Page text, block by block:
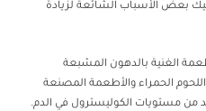
بعض الأسباب الشائعة لزيادة
الغنية بالدهون المشبعة
الحمراء والأطعمة المصنعة
من مستويات الكوليسترول في الدم.